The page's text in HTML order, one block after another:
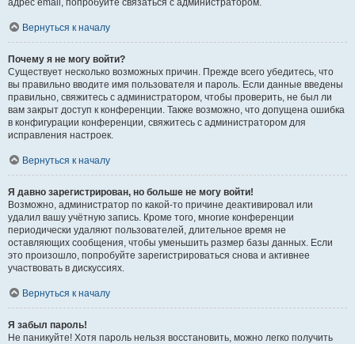
адрес email, попробуйте связаться с администратором.
Вернуться к началу
Почему я не могу войти?
Существует несколько возможных причин. Прежде всего убедитесь, что
вы правильно вводите имя пользователя и пароль. Если данные введены
правильно, свяжитесь с администратором, чтобы проверить, не был ли
вам закрыт доступ к конференции. Также возможно, что допущена ошибка
в конфигурации конференции, свяжитесь с администратором для
исправления настроек.
Вернуться к началу
Я давно зарегистрирован, но больше не могу войти!
Возможно, администратор по какой-то причине деактивировал или
удалил вашу учётную запись. Кроме того, многие конференции
периодически удаляют пользователей, длительное время не
оставляющих сообщения, чтобы уменьшить размер базы данных. Если
это произошло, попробуйте зарегистрироваться снова и активнее
участвовать в дискуссиях.
Вернуться к началу
Я забыл пароль!
Не паникуйте! Хотя пароль нельзя восстановить, можно легко получить